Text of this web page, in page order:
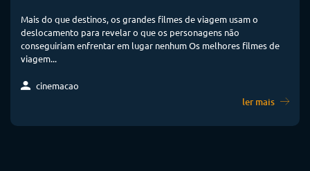
Mais do que destinos, os grandes filmes de viagem usam o
deslocamento para revelar o que os personagens não
conseguiriam enfrentar em lugar nenhum Os melhores filmes de
viagem...
cinemacao
ler mais